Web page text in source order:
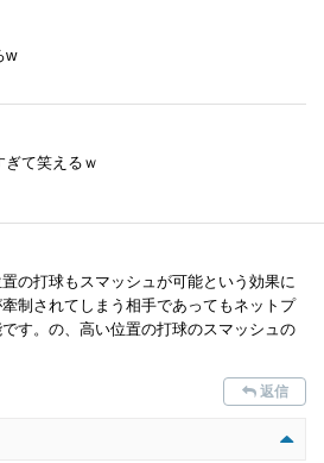
w
て笑えるｗ
の打球もスマッシュが可能という効果に
制されてしまう相手であってもネットプ
す。の、高い位置の打球のスマッシュの
返信